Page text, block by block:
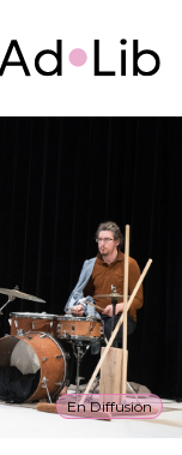
En Diffusion